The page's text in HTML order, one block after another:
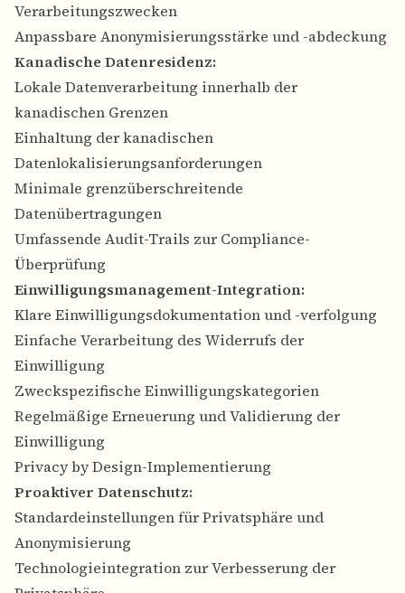
Verarbeitungszwecken
Anpassbare Anonymisierungsstärke und -abdeckung
Kanadische Datenresidenz:
Lokale Datenverarbeitung innerhalb der
kanadischen Grenzen
Einhaltung der kanadischen
Datenlokalisierungsanforderungen
Minimale grenzüberschreitende
Datenübertragungen
Umfassende Audit-Trails zur Compliance-
Überprüfung
Einwilligungsmanagement-Integration:
Klare Einwilligungsdokumentation und -verfolgung
Einfache Verarbeitung des Widerrufs der
Einwilligung
Zweckspezifische Einwilligungskategorien
Regelmäßige Erneuerung und Validierung der
Einwilligung
Privacy by Design-Implementierung
Proaktiver Datenschutz:
Standardeinstellungen für Privatsphäre und
Anonymisierung
Technologieintegration zur Verbesserung der